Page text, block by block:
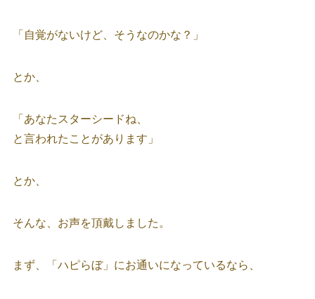
「自覚がないけど、そうなのかな？」
とか、
「あなたスターシードね、
と言われたことがあります」
とか、
そんな、お声を頂戴しました。
まず、「ハピらぼ」にお通いになっているなら、